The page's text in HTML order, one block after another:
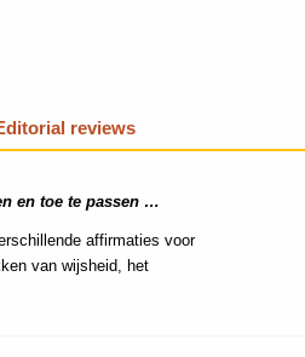
reviews
en toe te passen …
affirmaties voor
van wijsheid, het